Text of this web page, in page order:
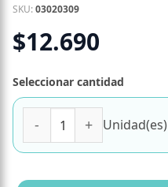
SKU:03020309
$12.690
Seleccionar cantidad
Unidad(es)